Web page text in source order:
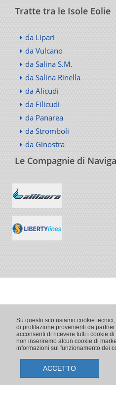
Tratte tra le Isole Eolie
da Lipari
da Vulcano
da Salina S.M.
da Salina Rinella
da Alicudi
da Filicudi
da Panarea
da Stromboli
da Ginostra
Le Compagnie di
Su questo sito usiamo cookie
di profilazione provenienti da
acconsenti di ricevere tutti i cookie
non inseriremo alcun cookie di
informazioni sul funzionamento dei
ACCETTO